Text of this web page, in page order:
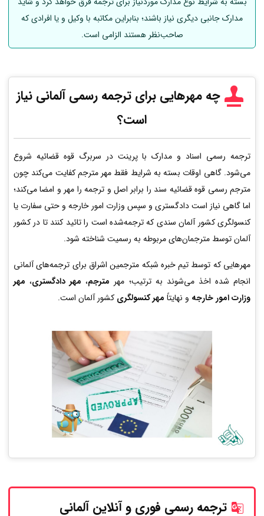
مدارک جانبی دیگری نیاز باشند؛ بنابراین مکاتبه با وکیل و یا افرادی که
صاحب‌نظر هستند الزامی است.
چه مهرهایی برای ترجمه رسمیآلمانی نیاز
است؟
ترجمه رسمی اسناد و مدارک با پرینت در سربرگ قوه قضائیه شروع
می‌شود. گاهی اوقات بسته به شرایط فقط مهر مترجم کفایت می‌کند چون
مترجم رسمی قوه قضائیه سند را برابر اصل و ترجمه را مهر و امضا می‌کند؛
اما گاهی نیاز است دادگستری و سپس وزارت امور خارجه و حتی سفارت یا
کنسولگری کشور آلمان سندی که ترجمه‌شده است را تائید کنند تا در کشور
آلمان توسط مترجمان‌های مربوطه به رسمیت شناخته شود.
مهرهایی که توسط تیم خبره شبکه مترجمین اشراق برای ترجمه‌های آلمانی
انجام شده اخذ می‌شوند به ترتیب؛ مهر مترجم، مهر دادگستری، مهر
وزارت امور خارجه و نهایتاً مهر کنسولگری کشور آلمان است.
ترجمه رسمی فوری و آنلاینآلمانی